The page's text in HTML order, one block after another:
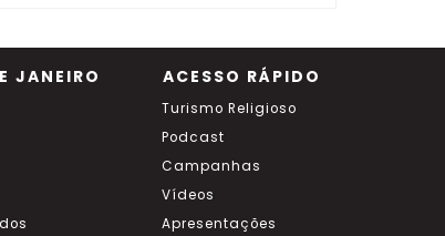
JANEIRO ACESSO RÁPIDO
Turismo Religioso
Podcast
Campanhas
Vídeos
Apresentações